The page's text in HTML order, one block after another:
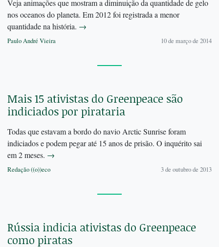
Veja animações que mostram a diminuição da quantidade de gelo
nos oceanos do planeta. Em 2012 foi registrada a menor
quantidade na história. →
Paulo André Vieira 10 de março de 2014
Mais 15 ativistas do Greenpeace são
indiciados por pirataria
Todas que estavam a bordo do navio Arctic Sunrise foram
indiciados e podem pegar até 15 anos de prisão. O inquérito sai
em 2 meses. →
Redação ((o))eco 3 de outubro de 2013
Rússia indicia ativistas do Greenpeace
como piratas